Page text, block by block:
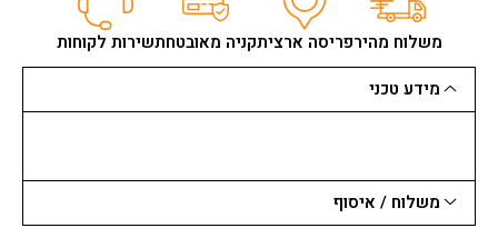
למולטיטול
רכים
28X40
משלוח מהירפריסה ארציתקניה מאובטחתשירות לקוחות
מידע טכני
משלוח / איסוף